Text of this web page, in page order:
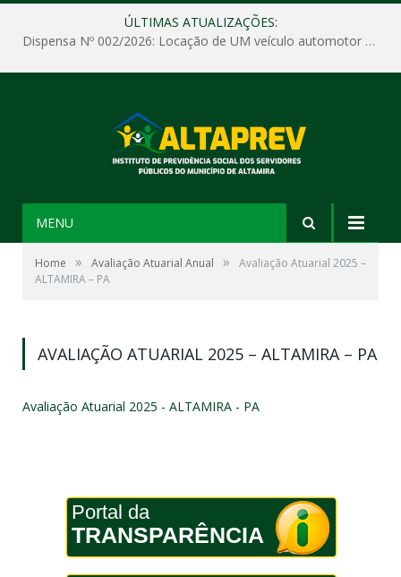
ÚLTIMAS ATUALIZAÇÕES:
Dispensa Nº 002/2026: Locação de UM veículo automotor sem motorista, tipo passeio, com seguro total e quilometragem livre, para atender as demandas operacionais e administrativas do Instituto de Previdência Social dos Servidores Públicos do Município de Altamira – PA – ALTAPREV.
MENU
Home » Avaliação Atuarial Anual »
Avaliação Atuarial 2025 –
ALTAMIRA – PA
AVALIAÇÃO ATUARIAL 2025 – ALTAMIRA – PA
Avaliação Atuarial 2025 - ALTAMIRA - PA
Portal da
TRANSPARÊNCIA